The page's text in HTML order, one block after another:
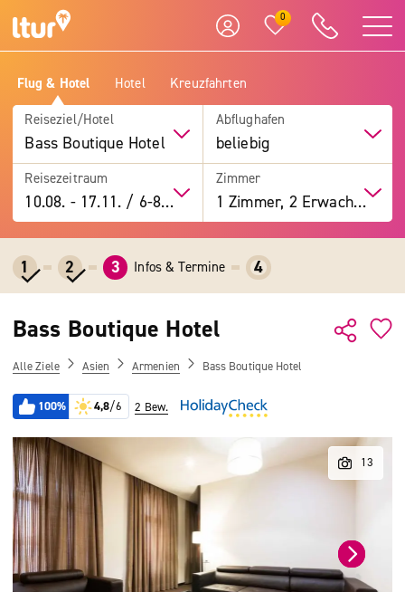
0
Flug & Hotel Hotel Kreuzfahrten
Reiseziel/Hotel
Bass Boutique Hotel
Abflughafen
beliebig
Reisezeitraum
10.08. -17.11. / 6-8 Tage
Zimmer
1 Zimmer, 2 Erwachsene
1 2 3 Infos & Termine 4
Bass Boutique Hotel
Alle Ziele Asien Armenien Bass Boutique Hotel
100% 4,8/6 2 Bew.